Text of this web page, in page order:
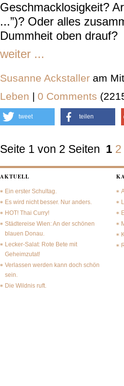
Geschmacklosigkeit?
...”)? Oder alles
Dummheit oben drauf?
weiter ...
Susanne Ackstaller am
Leben | 0 Comments
tweet teilen
Seite 1 von 2 Seiten 1 2
AKTUELL
Ein erster Schultag.
Es wird nicht besser. Nur anders.
HOT! Thai Curry!
Städtereise Wien: An der schönen
blauen Donau.
Lecker-Salat: Rote Bete mit
Geheimzutat!
Verlassen werden kann doch schön
sein.
Die Wildnis ruft.